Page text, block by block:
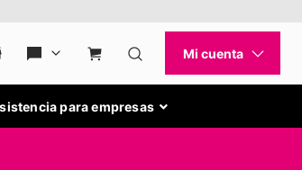
para empresas